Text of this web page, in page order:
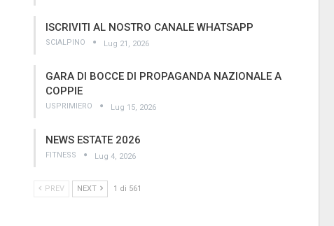
ISCRIVITI AL NOSTRO CANALE WHATSAPP
SCIALPINO Lug 21, 2026
GARA DI BOCCE DI PROPAGANDA NAZIONALE A
COPPIE
USPRIMIERO Lug 15, 2026
NEWS ESTATE 2026
FITNESS Lug 4, 2026
PREV NEXT 1 di 561